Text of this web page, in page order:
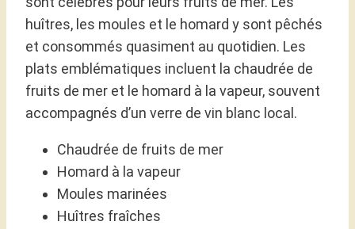
huîtres, les moules et le homard y sont pêchés
et consommés quasiment au quotidien. Les
plats emblématiques incluent la chaudrée de
fruits de mer et le homard à la vapeur, souvent
accompagnés d’un verre de vin blanc local.
Chaudrée de fruits de mer
Homard à la vapeur
Moules marinées
Huîtres fraîches